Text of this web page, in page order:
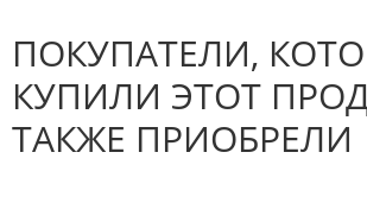
отзыв.
ПОКУПАТЕЛИ,
КУПИЛИ ЭТОТ
ТАКЖЕ ПРИОБРЕЛИ